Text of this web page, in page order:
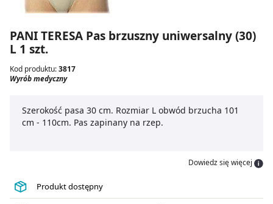
PANI TERESA Pas brzuszny uniwersalny (30)
L 1 szt.
Kod produktu:3817
Wyrób medyczny
Szerokość pasa 30 cm. Rozmiar L obwód brzucha 101
cm - 110cm. Pas zapinany na rzep.
Dowiedz się więcej
Produkt dostępny